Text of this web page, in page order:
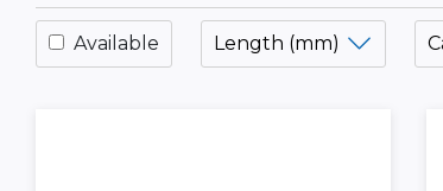
Available Length (mm)